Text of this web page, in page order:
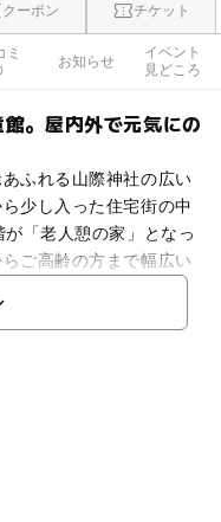
クーポン チケット
ミ お知らせ
イベント
見どころ
。屋内外で元気にの
ふれる山際神社の広い
少し入った住宅街の中
「老人憩の家」となっ
ご高齢の方まで幅広い